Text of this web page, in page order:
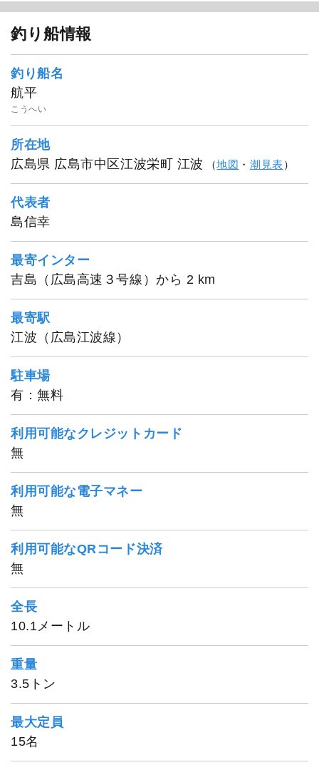
釣り船情報
釣り船名
航平
こうへい
所在地
広島県 広島市中区江波栄町 江波
（地図 ・潮見表）
代表者
島信幸
最寄インター
吉島（広島高速３号線）から 2 km
最寄駅
江波（広島江波線）
駐車場
有：無料
利用可能なクレジットカード
無
利用可能な電子マネー
無
利用可能なQRコード決済
無
全長
10.1メートル
重量
3.5トン
最大定員
15名